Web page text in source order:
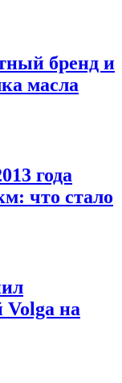
бренд и
масла
года
что стало
Volga на